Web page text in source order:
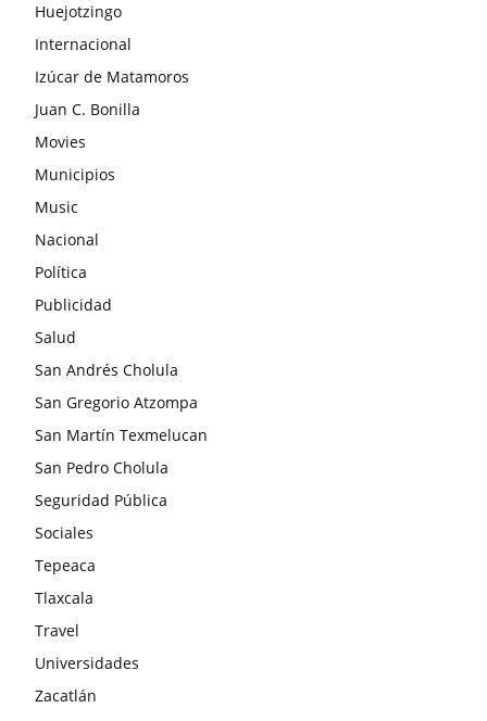
Huejotzingo
Internacional
Izúcar de Matamoros
Juan C. Bonilla
Movies
Municipios
Music
Nacional
Política
Publicidad
Salud
San Andrés Cholula
San Gregorio Atzompa
San Martín Texmelucan
San Pedro Cholula
Seguridad Pública
Sociales
Tepeaca
Tlaxcala
Travel
Universidades
Zacatlán